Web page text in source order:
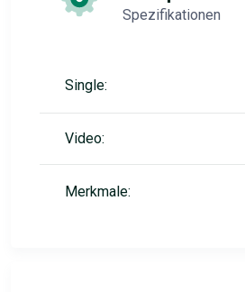
Spezifikationen
Single:
Video:
Merkmale: